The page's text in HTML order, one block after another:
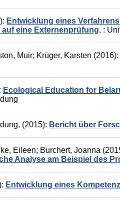
Entwicklung eines
eine Externenprüfung, :
Muir; Krüger, Karsten (2016):
Ecological Education for
(2015): Bericht über
Eileen; Burchert, Joanna
Analyse am Beispiel des
Entwicklung eines